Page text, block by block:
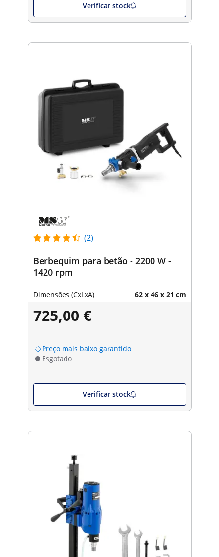
Verificar stock
(2)
Berbequim para betão - 2200 W -
1420 rpm
Dimensões (CxLxA) 62 x 46 x 21 cm
725,00 €
Preço mais baixo garantido
Esgotado
Verificar stock